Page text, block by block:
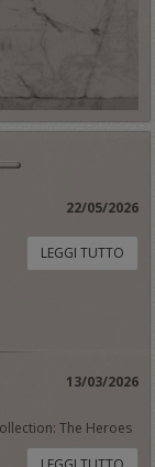
22/05/2026
LEGGI TUTTO
13/03/2026
The Heroes